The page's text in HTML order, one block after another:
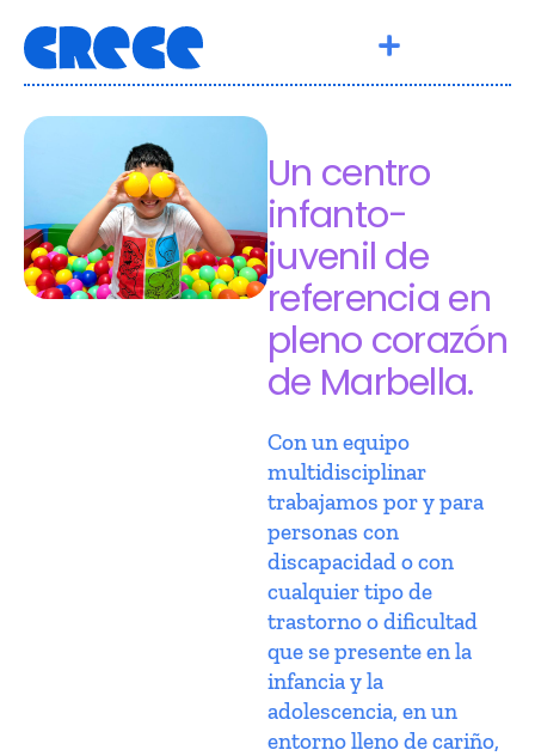
Un centro
infanto-
juvenil de
referencia en
pleno corazón
de Marbella.
Con un equipo
multidisciplinar
trabajamos por y para
personas con
discapacidad o con
cualquier tipo de
trastorno o dificultad
que se presente en la
infancia y la
adolescencia, en un
entorno lleno de cariño,